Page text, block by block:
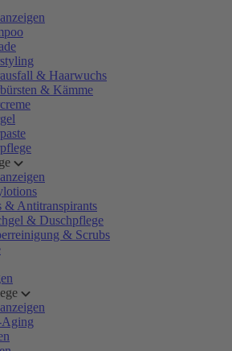
& Haarwuchs
& Kämme
& Antitranspirants
& Duschpflege
& Scrubs